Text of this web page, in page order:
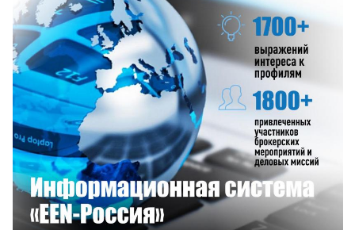
Смотреть проект